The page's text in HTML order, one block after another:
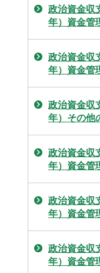
政治資金収
年）資金管
政治資金収
年）資金管
政治資金収
年）その他
政治資金収
年）資金管
政治資金収
年）資金管
政治資金収
年）資金管